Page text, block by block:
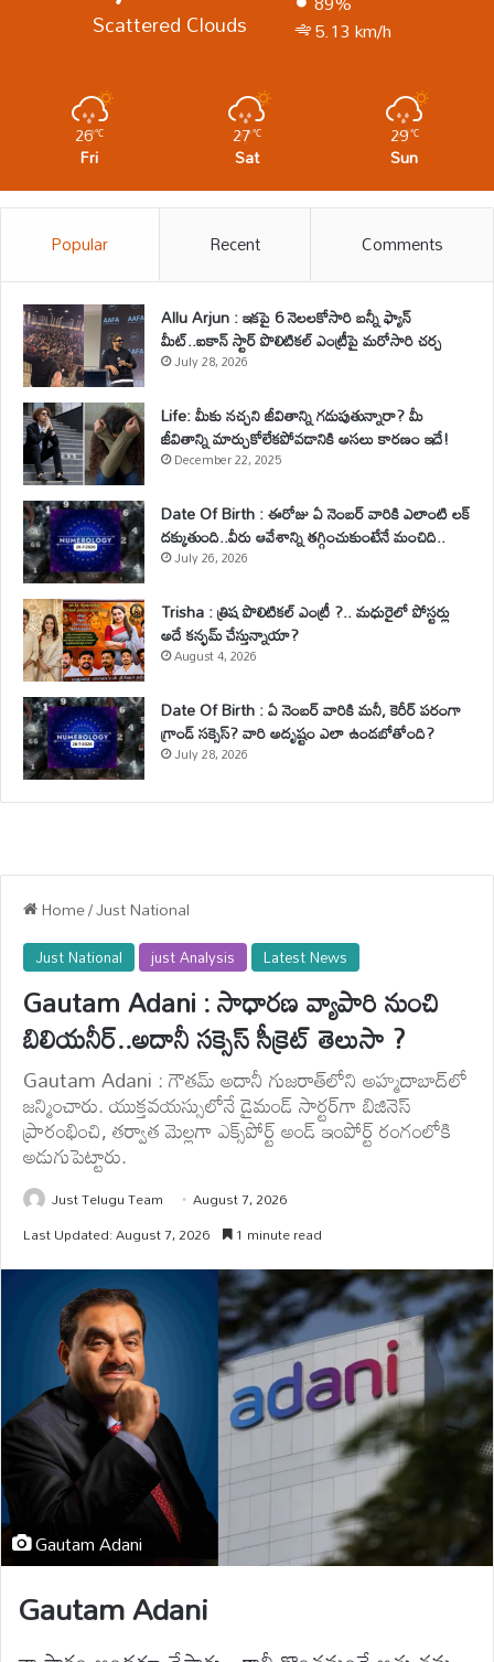
Scattered Clouds 5.13 km/h
26℃
Fri
27℃
Sat
29℃
Sun
Popular Recent Comments
Allu Arjun : ఇకపై 6 నెలలకోసారి బన్నీ ఫ్యాన్
మీట్..ఐకాన్ స్టార్ పొలిటికల్ ఎంట్రీపై మరోసారి చర్చ
July 28, 2026
Life: మీకు నచ్చని జీవితాన్ని గడుపుతున్నారా? మీ
జీవితాన్ని మార్చుకోలేకపోవడానికి అసలు కారణం ఇదే!
December 22, 2025
Date Of Birth : ఈరోజు ఏ నెంబర్ వారికి ఎలాంటి లక్
దక్కుతుంది..వీరు ఆవేశాన్ని తగ్గించుకుంటేనే మంచిది..
July 26, 2026
Trisha : త్రిష పొలిటికల్ ఎంట్రీ ?.. మధురైలో పోస్టర్లు
అదే కన్ఫమ్ చేస్తున్నాయా?
August 4, 2026
Date Of Birth : ఏ నెంబర్ వారికి మనీ, కెరీర్ పరంగా
గ్రాండ్ సక్సెస్? వారి అదృష్టం ఎలా ఉండబోతోంది?
July 28, 2026